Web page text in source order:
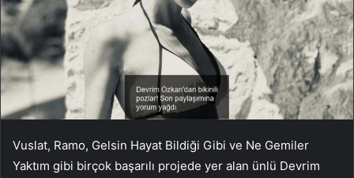
Vuslat, Ramo, Gelsin Hayat Bildiği Gibi ve Ne Gemiler
Yaktım gibi birçok başarılı projede yer alan ünlü Devrim